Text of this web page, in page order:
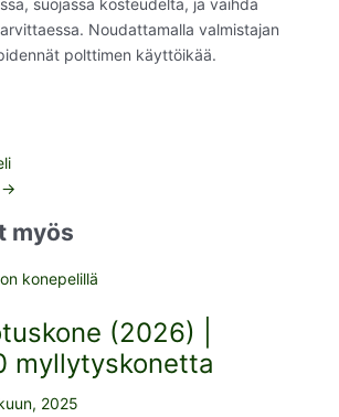
suojassa kosteudelta, ja vaihda
Noudattamalla valmistajan
polttimen käyttöikää.
→
myös
(2026) |
myllytyskonetta
2025